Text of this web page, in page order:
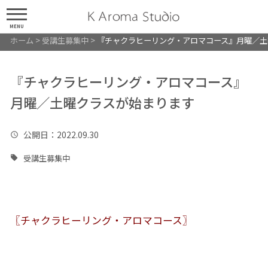
MENU
ホーム > 受講生募集中> 『チャクラヒーリング・アロマコース』月曜／
『チャクラヒーリング・アロマコース』
月曜／土曜クラスが始まります
公開日 ：2022.09.30
受講生募集中
〖チャクラヒーリング・アロマコース〗